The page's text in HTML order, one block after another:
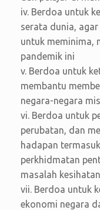
iv. Berdoa untuk
serata dunia,
untuk meminima,
pandemik ini
v. Berdoa untuk
membantu
negara-negara
vi. Berdoa untuk
perubatan, dan
hadapan
perkhidmatan
masalah
vii. Berdoa untuk
ekonomi negara